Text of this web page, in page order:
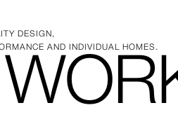
DESIGN,
AND INDIVIDUAL HOMES.